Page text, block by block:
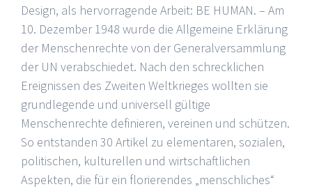
Design, als hervorragende Arbeit: BE HUMAN. – Am
10. Dezember 1948 wurde die Allgemeine Erklärung
der Menschenrechte von der Generalversammlung
der UN verabschiedet. Nach den schrecklichen
Ereignissen des Zweiten Weltkrieges wollten sie
grundlegende und universell gültige
Menschenrechte definieren, vereinen und schützen.
So entstanden 30 Artikel zu elementaren, sozialen,
politischen, kulturellen und wirtschaftlichen
Aspekten, die für ein florierendes „menschliches“